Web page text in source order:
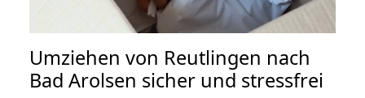
Umziehen von Reutlingen nach
Bad Arolsen sicher und stressfrei